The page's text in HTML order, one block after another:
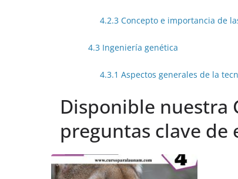
4.2.3 Concepto e importancia de
4.3 Ingeniería genética
4.3.1 Aspectos generales de la
Disponible nuestra
preguntas clave de